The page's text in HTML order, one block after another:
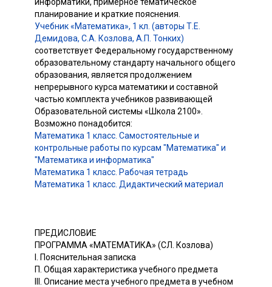
планирование и краткие пояснения.
Учебник «Математика», 1 кл. (авторы Т.Е.
Демидова, С.А. Козлова, А.П. Тонких)
соответствует Федеральному государственному
образовательному стандарту начального общего
образования, является продолжением
непрерывного курса математики и составной
частью комплекта учебников развивающей
Образовательной системы «Школа 2100».
Возможно понадобится:
Математика 1 класс. Самостоятельные и
контрольные работы по курсам "Математика" и
"Математика и информатика"
Математика 1 класс. Рабочая тетрадь
Математика 1 класс. Дидактический материал
ПРЕДИСЛОВИЕ
ПРОГРАММА «МАТЕМАТИКА» (СЛ. Козлова)
I. Пояснительная записка
П. Общая характеристика учебного предмета
III. Описание места учебного предмета в учебном